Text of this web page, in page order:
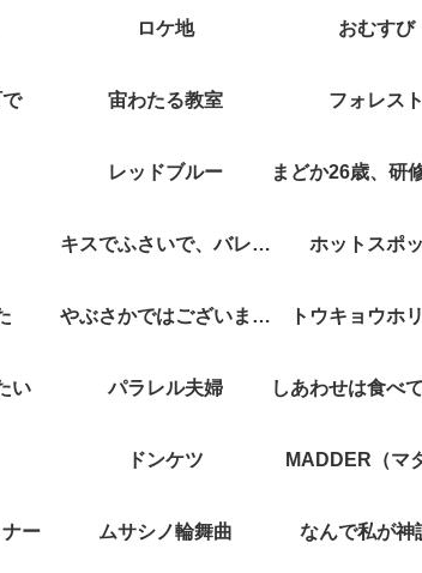
ロケ地 おむすび
宙わたる教室 フォレスト
レッドブルー
キスでふさいで、バレないで。 ホットスポ
やぶさかではございません トウキョウホ
い パラレル夫婦
ドンケツ MADDER（マ
ー ムサシノ輪舞曲 なんで私が神